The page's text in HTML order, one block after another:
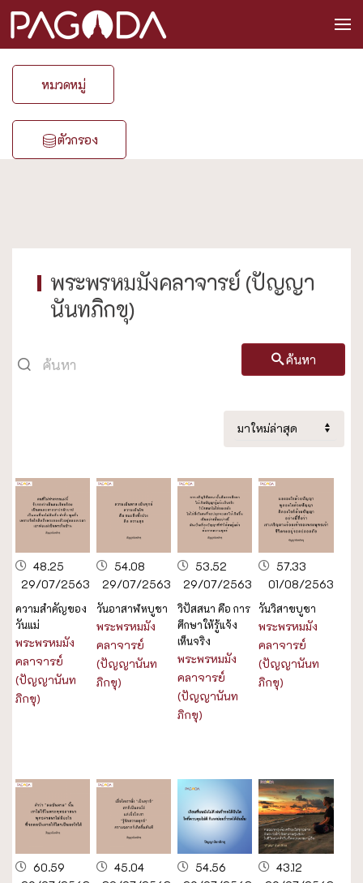
หมวดหมู่
ตัวกรอง
พระพรหมมังคลาจารย์ (ปัญญา
นันทภิกขุ)
ค้นหา
48.25
29/07/2563
ความสำคัญของ
วันแม่
พระพรหมมัง
คลาจารย์
(ปัญญานันท
ภิกขุ)
54.08
29/07/2563
วันอาสาฬหบูชา
พระพรหมมัง
คลาจารย์
(ปัญญานันท
ภิกขุ)
53.52
29/07/2563
วิปัสสนา คือ การ
ศึกษาให้รู้แจ้ง
เห็นจริง
พระพรหมมัง
คลาจารย์
(ปัญญานันท
ภิกขุ)
57.33
01/08/2563
วันวิสาขบูชา
พระพรหมมัง
คลาจารย์
(ปัญญานันท
ภิกขุ)
60.59
45.04
54.56
43.12